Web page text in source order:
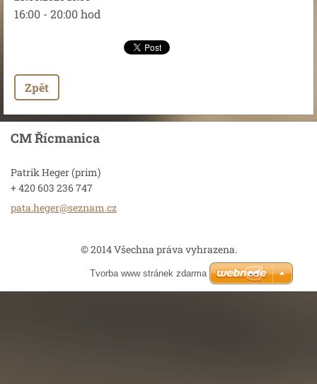
16:00 - 20:00 hod
Zpět
CM Řícmanica
Patrik Heger (prim)
+ 420 603 236 747
pata.heger@seznam.cz
© 2014 Všechna práva vyhrazena.
Tvorba www stránek zdarma